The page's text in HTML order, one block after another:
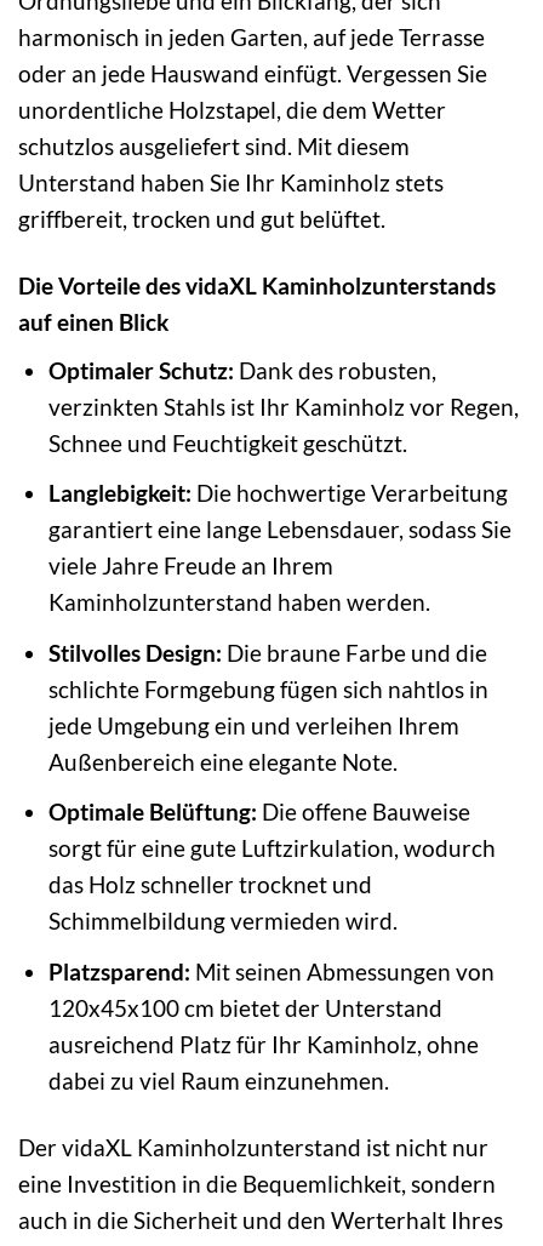
harmonisch in jeden Garten, auf jede Terrasse
oder an jede Hauswand einfügt. Vergessen Sie
unordentliche Holzstapel, die dem Wetter
schutzlos ausgeliefert sind. Mit diesem
Unterstand haben Sie Ihr Kaminholz stets
griffbereit, trocken und gut belüftet.
Die Vorteile des vidaXL Kaminholzunterstands
auf einen Blick
Optimaler Schutz: Dank des robusten,
verzinkten Stahls ist Ihr Kaminholz vor Regen,
Schnee und Feuchtigkeit geschützt.
Langlebigkeit: Die hochwertige Verarbeitung
garantiert eine lange Lebensdauer, sodass Sie
viele Jahre Freude an Ihrem
Kaminholzunterstand haben werden.
Stilvolles Design: Die braune Farbe und die
schlichte Formgebung fügen sich nahtlos in
jede Umgebung ein und verleihen Ihrem
Außenbereich eine elegante Note.
Optimale Belüftung: Die offene Bauweise
sorgt für eine gute Luftzirkulation, wodurch
das Holz schneller trocknet und
Schimmelbildung vermieden wird.
Platzsparend: Mit seinen Abmessungen von
120x45x100 cm bietet der Unterstand
ausreichend Platz für Ihr Kaminholz, ohne
dabei zu viel Raum einzunehmen.
Der vidaXL Kaminholzunterstand ist nicht nur
eine Investition in die Bequemlichkeit, sondern
auch in die Sicherheit und den Werterhalt Ihres